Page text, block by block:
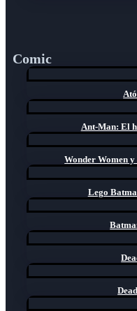
Comic
Ant-Man: El
Wonder Women
Lego